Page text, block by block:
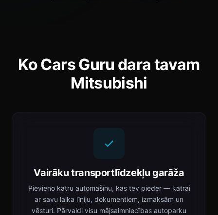
Ko Cars Guru dara tavam
Mitsubishi
Vairāku transportlīdzekļu garāža
Pievieno katru automašīnu, kas tev pieder — katrai
ar savu laika līniju, dokumentiem, izmaksām un
vēsturi. Pārvaldi visu mājsaimniecības autoparku